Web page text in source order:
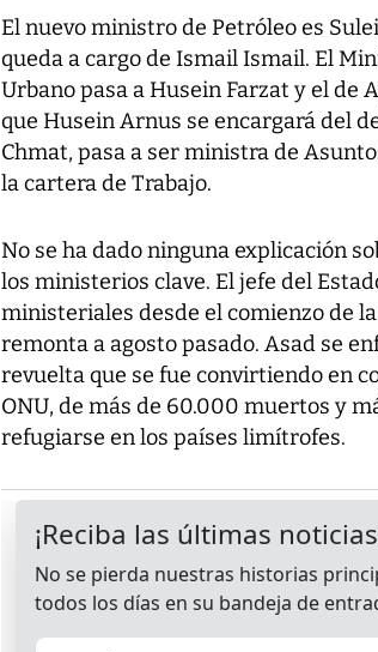
El nuevo ministro de Petróleo es
queda a cargo de Ismail Ismail. El
Urbano pasa a Husein Farzat y el
que Husein Arnus se encargará del
Chmat, pasa a ser ministra de
la cartera de Trabajo.
No se ha dado ninguna explicación
los ministerios clave. El jefe del
ministeriales desde el comienzo de
remonta a agosto pasado. Asad se
revuelta que se fue convirtiendo en
ONU, de más de 60.000 muertos y
refugiarse en los países limítrofes.